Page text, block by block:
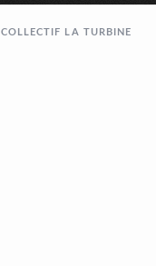
COLLECTIF LA TURBINE